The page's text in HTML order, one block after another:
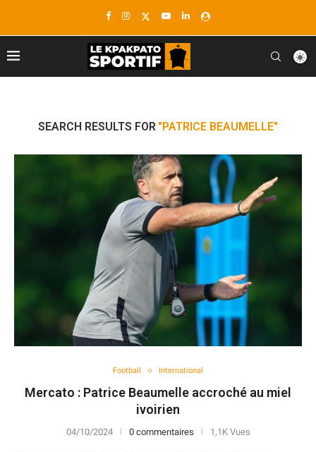
SEARCH RESULTS FOR "PATRICE BEAUMELLE"
Football International
Mercato : Patrice Beaumelle accroché au miel
ivoirien
04/10/2024 0 commentaires 1,1K Vues